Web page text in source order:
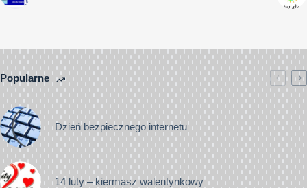
Popularne
Dzień bezpiecznego internetu
14 luty – kiermasz walentynkowy